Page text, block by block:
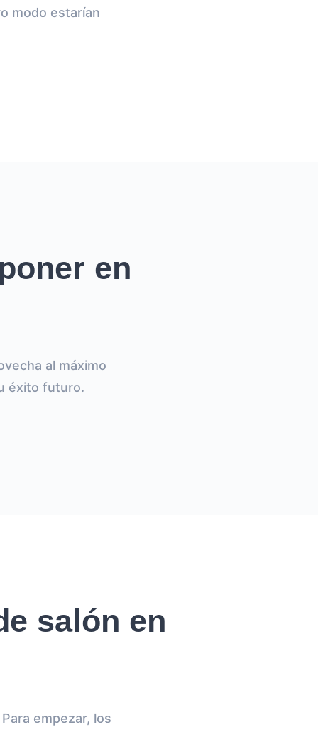
modo estarían
en
al máximo
éxito futuro.
salón en
empezar, los